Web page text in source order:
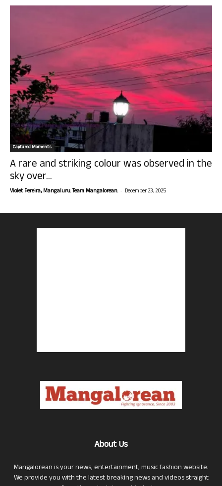
Captured Moments
A rare and striking colour was observed in the
sky over...
Violet Pereira, Mangaluru. Team Mangalorean. - December 23, 2025
About Us
Mangalorean is your news, entertainment, music fashion website.
We provide you with the latest breaking news and videos straight